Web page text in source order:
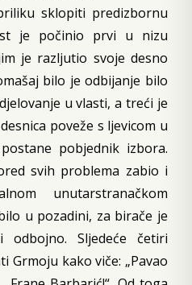
sklopiti predizbornu
je počinio prvi u nizu
je razljutio svoje desno
bilo je odbijanje bilo
u vlasti, a treći je
poveže s ljevicom u
pobjednik izbora.
svih problema zabio i
unutarstranačkom
u pozadini, za birače je
Sljedeće četiri
Grmoju kako viče: „Pavao